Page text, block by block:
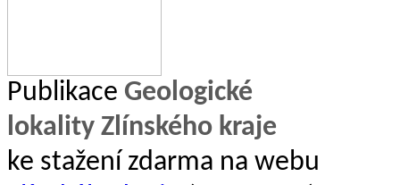
Publikace Geologické
lokality Zlínského kraje
ke stažení zdarma na webu